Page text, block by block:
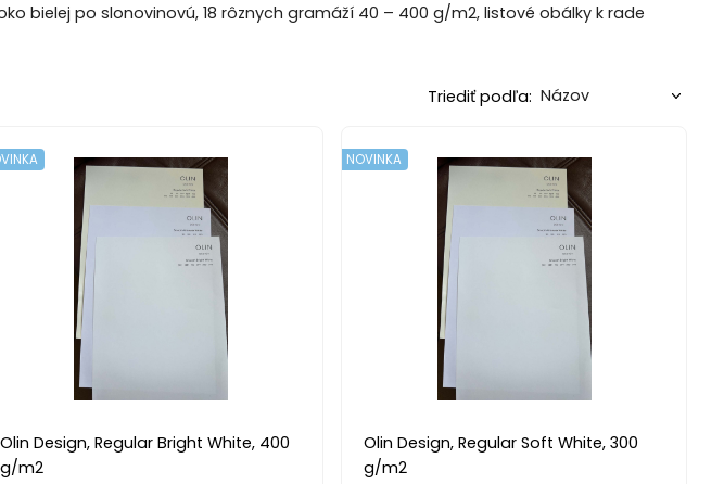
bielej po slonovinovú, 18 rôznych gramáží 40 – 400 g/m2, listové obálky k rade
Triediť podľa:
Olin Design, Regular Bright White, 400
g/m2
Olin Design, Regular Soft White, 300
g/m2
NOVINKA